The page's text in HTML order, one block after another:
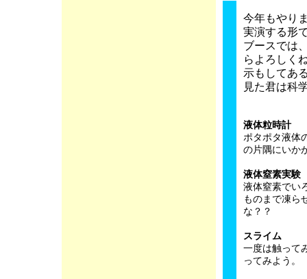
今年もやり
実演する形
ブースでは
らよろしく
示もしてあ
見た君は科
液体粒時計
ポタポタ液体
の片隅にいか
液体窒素実験
液体窒素でい
ものまで凍ら
な？？
スライム
一度は触って
ってみよう。